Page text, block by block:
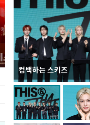
컴백하는 스키즈
한-미, UFS연합연습